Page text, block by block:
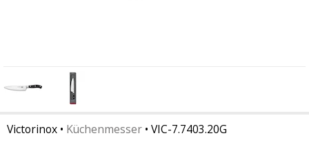
Victorinox • Küchenmesser • VIC-7.7403.20G